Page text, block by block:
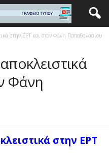
στην ΕΡΤ και στον Φάνη Παπαθανασίου
Φάνη
στην ΕΡΤ